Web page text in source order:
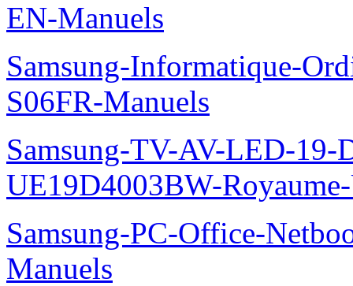
EN-Manuels
Samsung-Informatique-
S06FR-Manuels
Samsung-TV-AV-LED-
UE19D4003BW-
Samsung-PC-Office-
Manuels